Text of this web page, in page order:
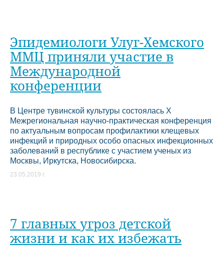
Эпидемиологи Улуг-Хемского
ММЦ приняли участие в
Международной
конференции
В Центре тувинской культуры состоялась X
Межрегиональная научно-практическая конференция
по актуальным вопросам профилактики клещевых
инфекций и природных особо опасных инфекционных
заболеваний в республике с участием ученых из
Москвы, Иркутска, Новосибирска.
23.05.2019 г.
7 главных угроз детской
жизни и как их избежать